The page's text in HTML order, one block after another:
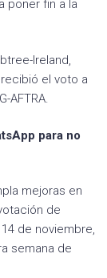
poner fin a la
Ireland,
el voto a
AFTRA.
para no
mejoras en
de
de noviembre,
semana de